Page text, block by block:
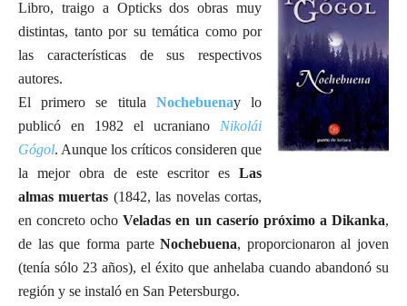
Libro, traigo a Opticks dos obras muy
distintas, tanto por su temática como por
las características de sus respectivos
autores.
El primero se titula
Nochebuenay lo
publicó en 1982 el ucraniano Nikolái
Gógol. Aunque los críticos consideren que
la mejor obra de este escritor es Las
almas muertas (1842, las novelas cortas,
en concreto ochoVeladas en un caserío próximo a Dikanka,
de las que forma parteNochebuena, proporcionaron al joven
(tenía sólo 23 años), el éxito que anhelaba cuando abandonó su
región y se instaló en San Petersburgo.